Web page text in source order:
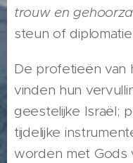
trouw en
steun of
De profetieën van
vinden hun
geestelijke Israël;
tijdelijke
worden met Gods